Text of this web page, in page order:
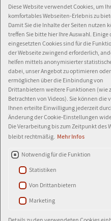
Diese Website verwendet Cookies, um
komfortables Webseiten-Erlebnis zu
Damit Sie die Inhalte der Seiten nutzen
treffen Sie bitte hier Ihre Auswahl. Einige
eingesetzten Cookies sind für die
der Webseite zwingend erforderlich,
helfen mittels anonymisierter
dabei, unser Angebot zu optimieren oder
ermöglichen über die Einbindung von
Drittanbietern weitere Funktionen (wie
Betrachten von Videos). Sie können die
Ihnen erteilte Einwilligung jederzeit
Änderung der Cookie-Einstellungen
Die Verarbeitung bis zum Zeitpunkt des
bleibt rechtmäßig. Mehr Infos
Notwendig für die Funktion
Statistiken
Von Drittanbietern
Marketing
Anfahrt
Impressum
Datenschutz
Barrierefreiheit
© 2026AGENTUR LEDERMANN